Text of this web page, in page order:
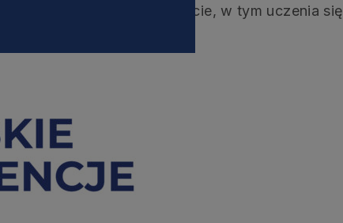
uczenia się przez całe życie, w tym uczenia się